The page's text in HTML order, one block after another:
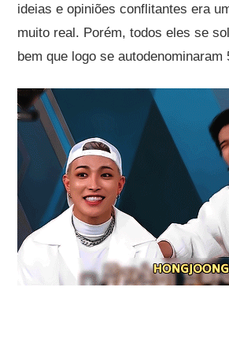
ideias e opiniões conflitantes era
muito real. Porém, todos eles se
bem que logo se autodenominaram